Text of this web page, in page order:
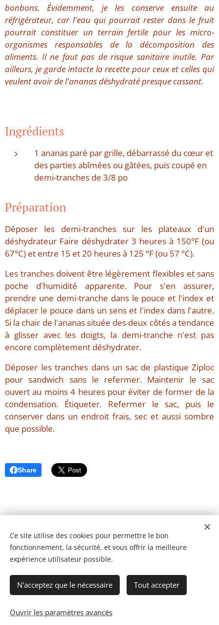
bonbons. Évidemment, je les conserve ensuite au
réfrigérateur, car l'eau qui pourrait rester dans le fruit
pourrait constituer un terrain fertile pour les micro-
organismes responsables de la décomposition des
aliments. Il ne faut pas de risque sanitaire inutile. Par
ailleurs, je garde intacte la recette pour ceux et celles qui
veulent avoir de l'ananas déshydraté presque cassant.
Ingrédients
1 ananas paré par grille, débarrassé du cœur et
des parties abîmées ou gâtées, puis coupé en
demi-tranches de 3/8 po
Préparation
Déposer les demi-tranches sur les plateaux d'un
déshydrateur Faire déshydrater 3 heures à 150°F (ou
67°C) et entre 15 et 20 heures à 125 °F (ou 57 °C).
Les tranches doivent être légèrement flexibles et sans
poche d'humidité apparente. Pour s'en assurer,
prendre une demi-tranche dans le pouce et l'index et
déplacer le pouce dans un sens et l'index dans l'autre.
Si la chair de l'ananas située des deux côtés a tendance
à glisser avec les doigts, la demi-tranche n'est pas
encore complètement déshydrater.
Déposer les tranches dans un sac de plastique Ziploc
pour sandwich sans le refermer. Maintenir le sac
ouvert au moins 4 heures pour éviter de former de la
condensation. Étiqueter. Refermer le sac, puis le
conserver dans un endroit frais, sec et aussi sombre
que possible.
Share
© 2023 Les recettes d'Henri-Luc. Tous droits réservés.
Ce site utilise des cookies pour permettre le bon
fonctionnement, la sécurité, et vous offrir la meilleure
expérience utilisateur possible.
N'acceptez que le nécessaire Tout accepter
Ouvrir les paramètres avancés